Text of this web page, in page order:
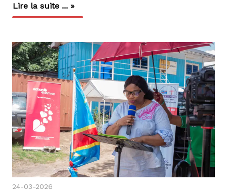
Lire la suite ... »
24-03-2026